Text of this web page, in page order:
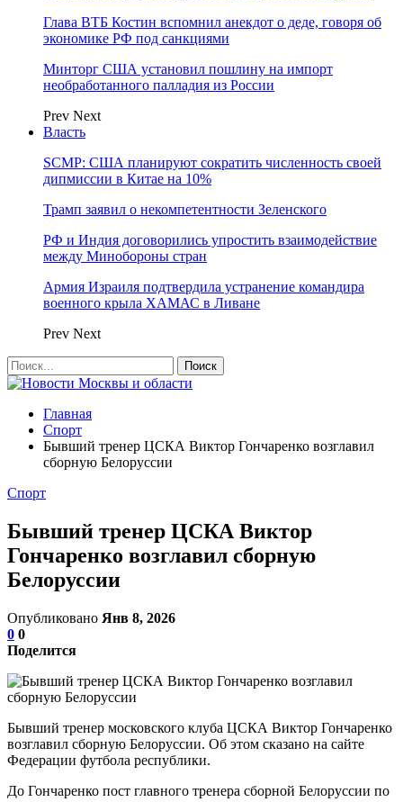
Глава ВТБ Костин вспомнил анекдот о деде, говоря об
экономике РФ под санкциями
Минторг США установил пошлину на импорт
необработанного палладия из России
Prev Next
Власть
SCMP: США планируют сократить численность своей
дипмиссии в Китае на 10%
Трамп заявил о некомпетентности Зеленского
РФ и Индия договорились упростить взаимодействие
между Минобороны стран
Армия Израиля подтвердила устранение командира
военного крыла ХАМАС в Ливане
Prev Next
Главная
Спорт
Бывший тренер ЦСКА Виктор Гончаренко возглавил
сборную Белоруссии
Спорт
Бывший тренер ЦСКА Виктор
Гончаренко возглавил сборную
Белоруссии
Опубликовано Янв 8, 2026
0 0
Поделится
Бывший тренер московского клуба ЦСКА Виктор Гончаренко
возглавил сборную Белоруссии. Об этом сказано на сайте
Федерации футбола республики.
До Гончаренко пост главного тренера сборной Белоруссии по